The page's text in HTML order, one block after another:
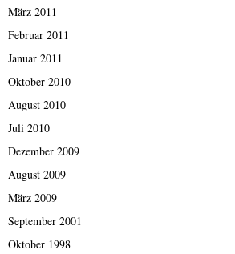
März 2011
Februar 2011
Januar 2011
Oktober 2010
August 2010
Juli 2010
Dezember 2009
August 2009
März 2009
September 2001
Oktober 1998